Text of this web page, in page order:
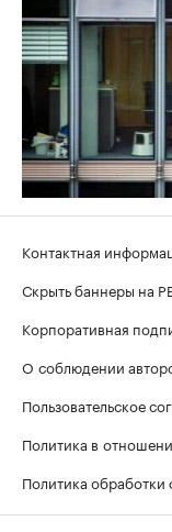
Контактная
Скрыть баннеры на
Корпоративная
О соблюдении
Пользовательское
Политика в
Политика